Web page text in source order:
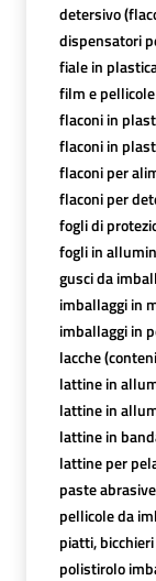
detersivo
dispensatori
fiale in
film e
flaconi in
flaconi in
flaconi per
flaconi per
fogli di
fogli in
gusci da
imballaggi in
imballaggi in
lacche
lattine in
lattine in
lattine in
lattine per
paste
pellicole da
piatti,
polistirolo